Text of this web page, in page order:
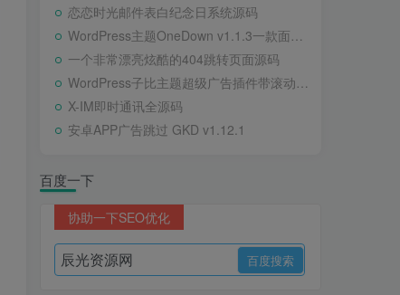
恋恋时光邮件表白纪念日系统源码
WordPress主题OneDown v1.1.3一款面向个人站长的资源下载、技术教程、内容资讯类站点的 WordPress 主题
一个非常漂亮炫酷的404跳转页面源码
WordPress子比主题超级广告插件带滚动公告
X-IM即时通讯全源码
安卓APP广告跳过 GKD v1.12.1
百度一下
协助一下SEO优化